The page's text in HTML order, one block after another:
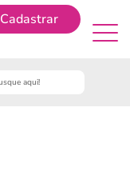
Cadastrar